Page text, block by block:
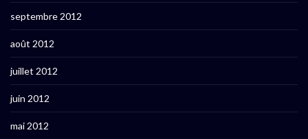
septembre 2012
août 2012
juillet 2012
juin 2012
mai 2012